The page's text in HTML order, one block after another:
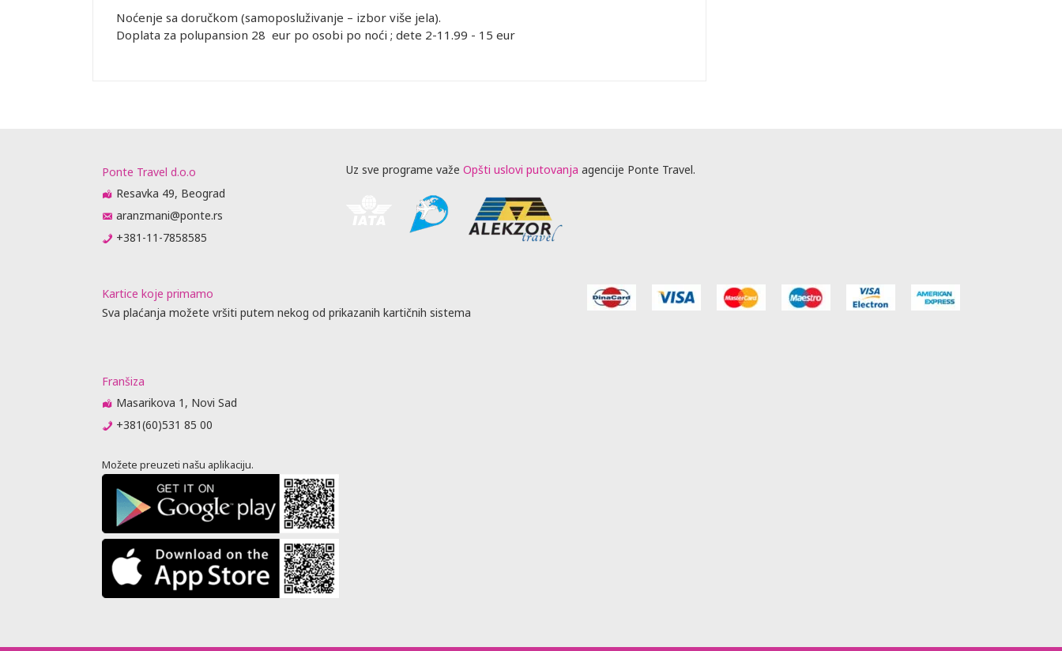
Noćenje sa doručkom (samoposluživanje – izbor više jela).
Doplata za polupansion 28 eur po osobi po noći ; dete 2-11.99 - 15 eur
Ponte Travel d.o.o
Resavka 49, Beograd
aranzmani@ponte.rs
+381-11-7858585
Uz sve programe važe Opšti uslovi putovanja agencije Ponte Travel.
Kartice koje primamo
Sva plaćanja možete vršiti putem nekog od prikazanih kartičnih sistema
Franšiza
Masarikova 1, Novi Sad
+381(60)531 85 00
Možete preuzeti našu aplikaciju.